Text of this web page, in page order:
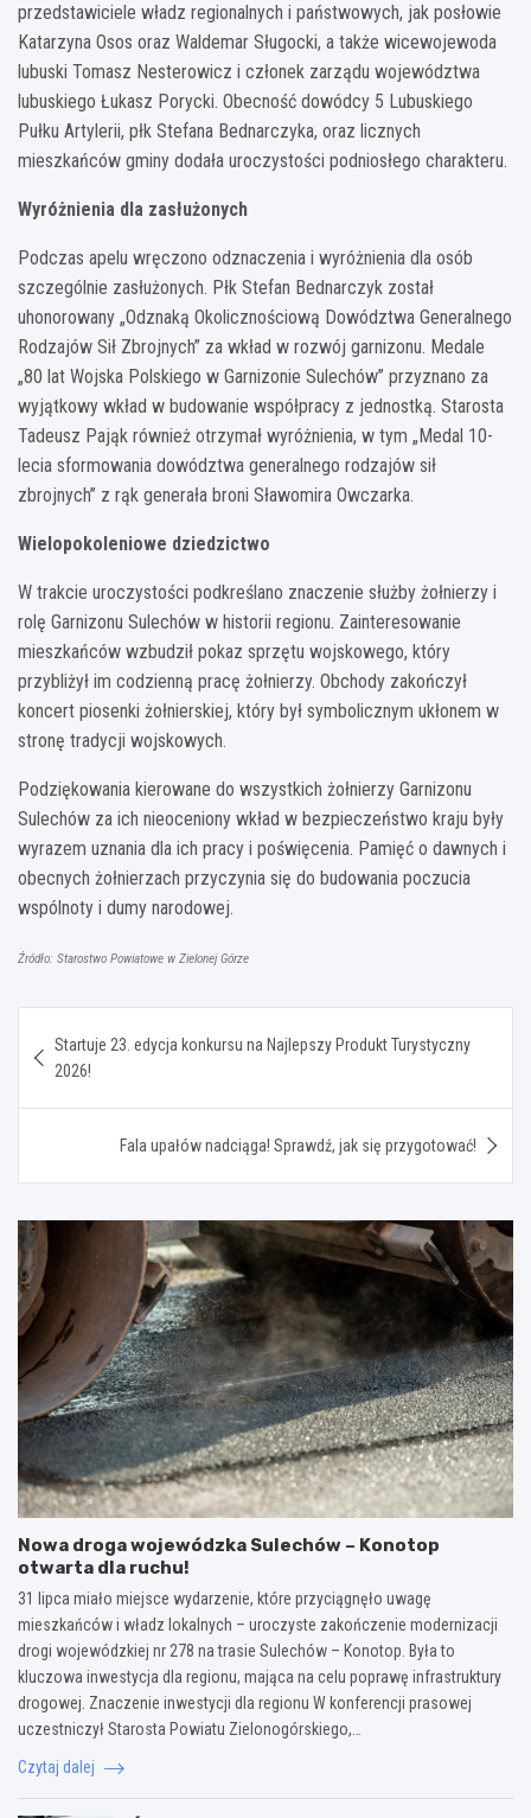
przedstawiciele władz regionalnych i państwowych, jak posłowie
Katarzyna Osos oraz Waldemar Sługocki, a także wicewojewoda
lubuski Tomasz Nesterowicz i członek zarządu województwa
lubuskiego Łukasz Porycki. Obecność dowódcy 5 Lubuskiego
Pułku Artylerii, płk Stefana Bednarczyka, oraz licznych
mieszkańców gminy dodała uroczystości podniosłego charakteru.
Wyróżnienia dla zasłużonych
Podczas apelu wręczono odznaczenia i wyróżnienia dla osób
szczególnie zasłużonych. Płk Stefan Bednarczyk został
uhonorowany „Odznaką Okolicznościową Dowództwa Generalnego
Rodzajów Sił Zbrojnych” za wkład w rozwój garnizonu. Medale
„80 lat Wojska Polskiego w Garnizonie Sulechów” przyznano za
wyjątkowy wkład w budowanie współpracy z jednostką. Starosta
Tadeusz Pająk również otrzymał wyróżnienia, w tym „Medal 10-
lecia sformowania dowództwa generalnego rodzajów sił
zbrojnych” z rąk generała broni Sławomira Owczarka.
Wielopokoleniowe dziedzictwo
W trakcie uroczystości podkreślano znaczenie służby żołnierzy i
rolę Garnizonu Sulechów w historii regionu. Zainteresowanie
mieszkańców wzbudził pokaz sprzętu wojskowego, który
przybliżył im codzienną pracę żołnierzy. Obchody zakończył
koncert piosenki żołnierskiej, który był symbolicznym ukłonem w
stronę tradycji wojskowych.
Podziękowania kierowane do wszystkich żołnierzy Garnizonu
Sulechów za ich nieoceniony wkład w bezpieczeństwo kraju były
wyrazem uznania dla ich pracy i poświęcenia. Pamięć o dawnych i
obecnych żołnierzach przyczynia się do budowania poczucia
wspólnoty i dumy narodowej.
Źródło: Starostwo Powiatowe w Zielonej Górze
wpisu
Startuje 23. edycja konkursu na Najlepszy Produkt Turystyczny
2026!
Fala upałów nadciąga! Sprawdź, jak się przygotować!
Nowa droga wojewódzka Sulechów – Konotop
otwarta dla ruchu!
31 lipca miało miejsce wydarzenie, które przyciągnęło uwagę
mieszkańców i władz lokalnych – uroczyste zakończenie modernizacji
drogi wojewódzkiej nr 278 na trasie Sulechów – Konotop. Była to
kluczowa inwestycja dla regionu, mająca na celu poprawę infrastruktury
drogowej. Znaczenie inwestycji dla regionu W konferencji prasowej
uczestniczył Starosta Powiatu Zielonogórskiego,…
Czytaj dalej